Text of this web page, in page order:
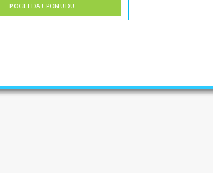
POGLEDAJ PONUDU